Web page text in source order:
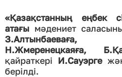
«Қазақстанның еңбек
атағы мәдениет
З.Алтынбаеваға,
Н.Жмеренецкаяға,
қайраткері И.Сауэрге
берілді.